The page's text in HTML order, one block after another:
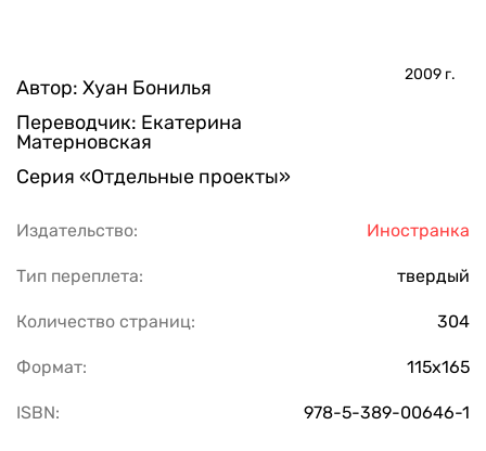
Автор: Хуан Бонилья
Переводчик: Екатерина
Матерновская
2009 г.
Серия «Отдельные проекты»
Издательство: Иностранка
Тип переплета: твердый
Количество страниц: 304
Формат: 115х165
ISBN: 978-5-389-00646-1